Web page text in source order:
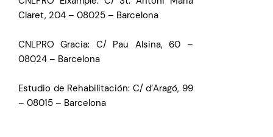
Claret, 204 – 08025 – Barcelona
CNLPRO Gracia: C/ Pau Alsina, 60 –
08024 – Barcelona
Estudio de Rehabilitación: C/ d’Aragó, 99
– 08015 – Barcelona